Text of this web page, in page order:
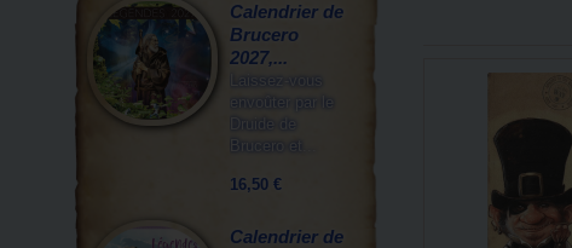
Calendrier de
Brucero
2027,...
Laissez-vous
envoûter par le
Druide de
Brucero et...
16,50 €
Calendrier de